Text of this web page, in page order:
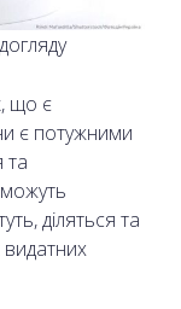
що є
є потужними
та
діляться та
видатних